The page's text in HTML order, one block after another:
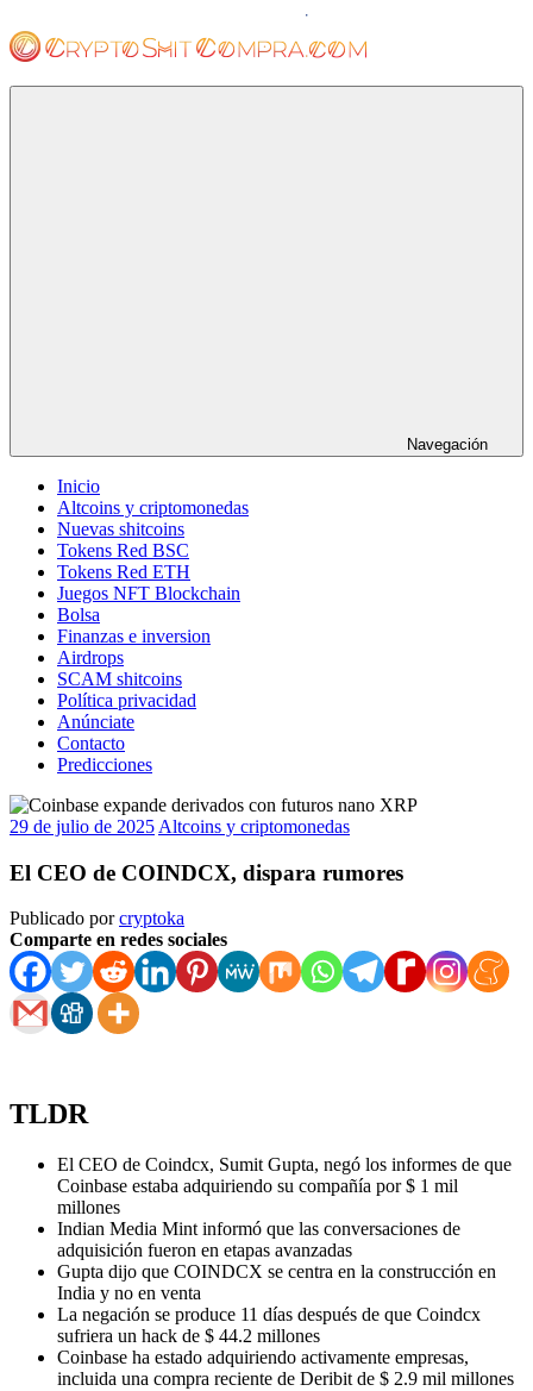
al
contenido
Navegación
Inicio
Altcoins y criptomonedas
Nuevas shitcoins
Tokens Red BSC
Tokens Red ETH
Juegos NFT Blockchain
Bolsa
Finanzas e inversion
Airdrops
SCAM shitcoins
Política privacidad
Anúnciate
Contacto
Predicciones
29 de julio de 2025 Altcoins y criptomonedas
El CEO de COINDCX, dispara rumores
Publicado porcryptoka
Comparte en redes sociales
TLDR
El CEO de Coindcx, Sumit Gupta, negó los informes de que
Coinbase estaba adquiriendo su compañía por $ 1 mil
millones
Indian Media Mint informó que las conversaciones de
adquisición fueron en etapas avanzadas
Gupta dijo que COINDCX se centra en la construcción en
India y no en venta
La negación se produce 11 días después de que Coindcx
sufriera un hack de $ 44.2 millones
Coinbase ha estado adquiriendo activamente empresas,
incluida una compra reciente de Deribit de $ 2.9 mil millones